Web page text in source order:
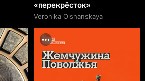
«перекрёсток»
Veronika Olshanskaya